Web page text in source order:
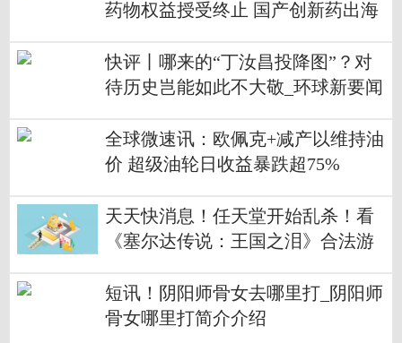
药物权益授受终止 国产创新药出海
快评丨哪来的“丁汝昌投降图”？对
待历史岂能如此不大敬_环球新要闻
全球微速讯：欧佩克+减产以维持油
价 超级油轮日收益暴跌超75%
天天快消息！任天堂开始乱杀！看
《塞尔达传说：王国之泪》合法游
短讯！阴阳师骨女去哪里打_阴阳师
骨女哪里打简介介绍